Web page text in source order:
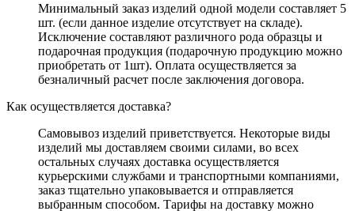
Минимальный заказ изделий одной модели составляет 5
шт. (если данное изделие отсутствует на складе).
Исключение составляют различного рода образцы и
подарочная продукция (подарочную продукцию можно
приобретать от 1шт). Оплата осуществляется за
безналичный расчет после заключения договора.
Как осуществляется доставка?
Самовывоз изделий приветствуется. Некоторые виды
изделий мы доставляем своими силами, во всех
остальных случаях доставка осуществляется
курьерскими службами и транспортными компаниями,
заказ тщательно упаковывается и отправляется
выбранным способом. Тарифы на доставку можно